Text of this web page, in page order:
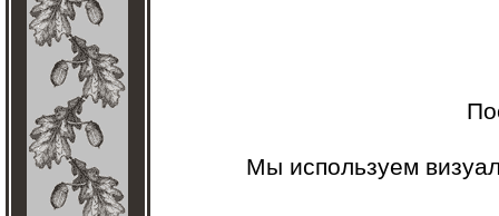
Мы используем